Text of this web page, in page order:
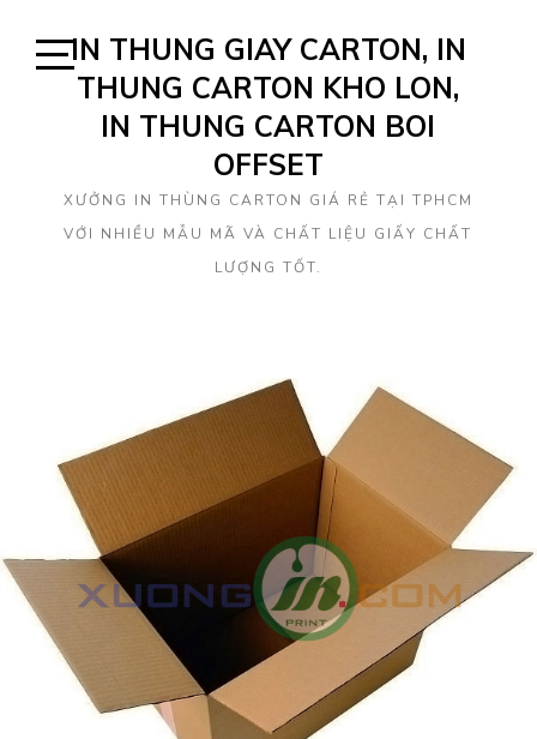
Open
Sidebar
IN THUNG GIAY CARTON, IN
THUNG CARTON KHO LON,
IN THUNG CARTON BOI
OFFSET
XƯỞNG IN THÙNG CARTON GIÁ RẺ TẠI TPHCM
VỚI NHIỀU MẪU MÃ VÀ CHẤT LIỆU GIẤY CHẤT
LƯỢNG TỐT.